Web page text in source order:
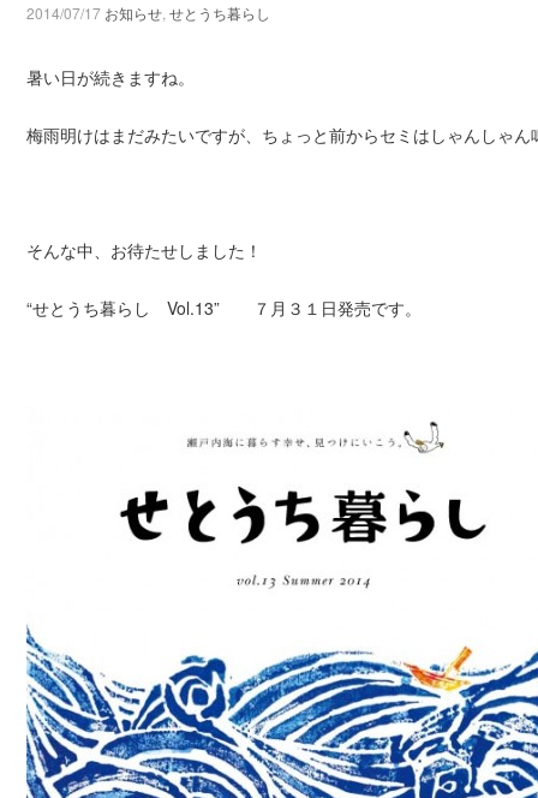
2014/07/17 お知らせ せとうち暮らし
暑い日が続きますね。
梅雨明けはまだみたいですが、ちょっと前からセミはしゃんしゃん
そんな中、お待たせしました！
“せとうち暮らし Vol.13” ７月３１日発売です。